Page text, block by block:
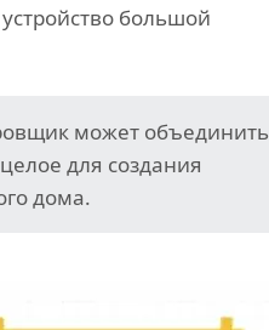
большой
может объединить
для создания
дома.